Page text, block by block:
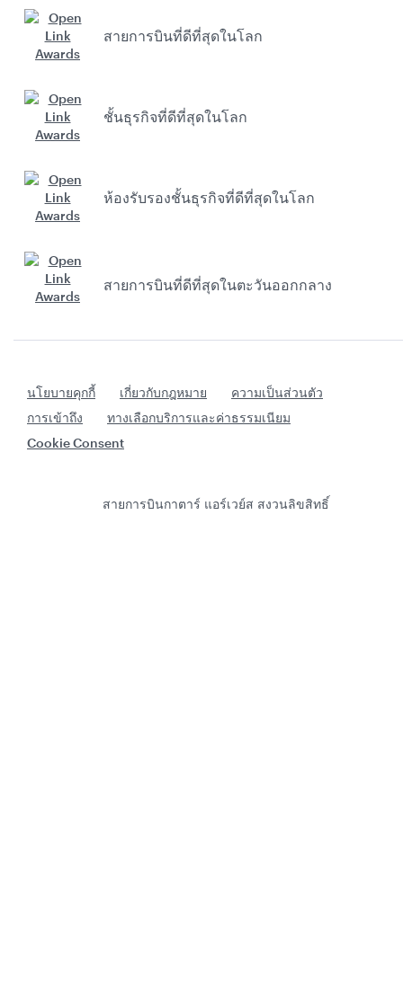
สายการบินที่ดีที่สุดในโลก
ชั้นธุรกิจที่ดีที่สุดในโลก
ห้องรับรองชั้นธุรกิจที่ดีที่สุดในโลก
สายการบินที่ดีที่สุดในตะวันออกกลาง
นโยบายคุกกี้ เกี่ยวกับกฎหมาย
ความเป็นส่วนตัว
การเข้าถึง
ทางเลือกบริการและค่าธรรมเนียม
Cookie Consent
สายการบินกาตาร์ แอร์เวย์ส สงวนลิขสิทธิ์